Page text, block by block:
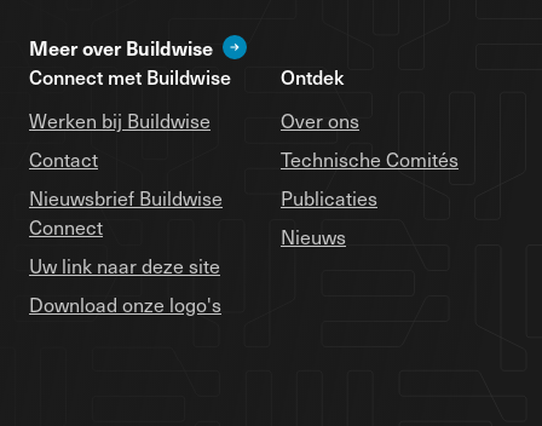
Meer over Buildwise
Connect met Buildwise
Werken bij Buildwise
Contact
Nieuwsbrief Buildwise
Connect
Uw link naar deze site
Download onze logo's
Ontdek
Over ons
Technische Comités
Publicaties
Nieuws